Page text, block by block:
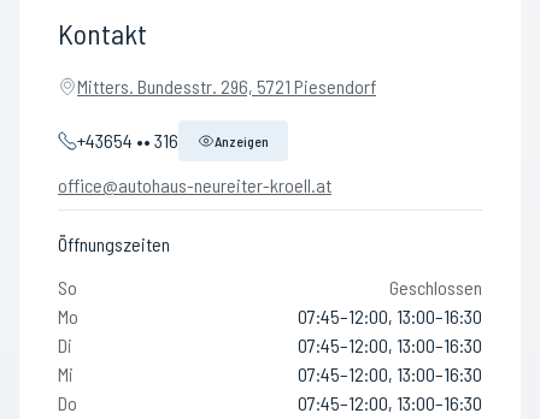
Kontakt
Mitters. Bundesstr. 296, 5721 Piesendorf
+43654 •• 316 Anzeigen
office@autohaus-neureiter-kroell.at
Öffnungszeiten
So
Geschlossen
Mo
07:45–12:00, 13:00–16:30
Di
07:45–12:00, 13:00–16:30
Mi
07:45–12:00, 13:00–16:30
Do
07:45–12:00, 13:00–16:30